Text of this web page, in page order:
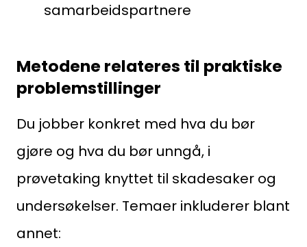
samarbeidspartnere
Metodene relateres til praktiske
problemstillinger
Du jobber konkret med hva du bør
gjøre og hva du bør unngå, i
prøvetaking knyttet til skadesaker og
undersøkelser. Temaer inkluderer blant
annet: